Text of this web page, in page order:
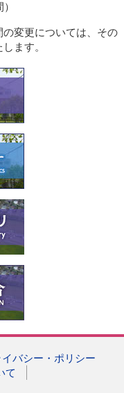
変更については、その
ます。
イバシー・ポリシー
て